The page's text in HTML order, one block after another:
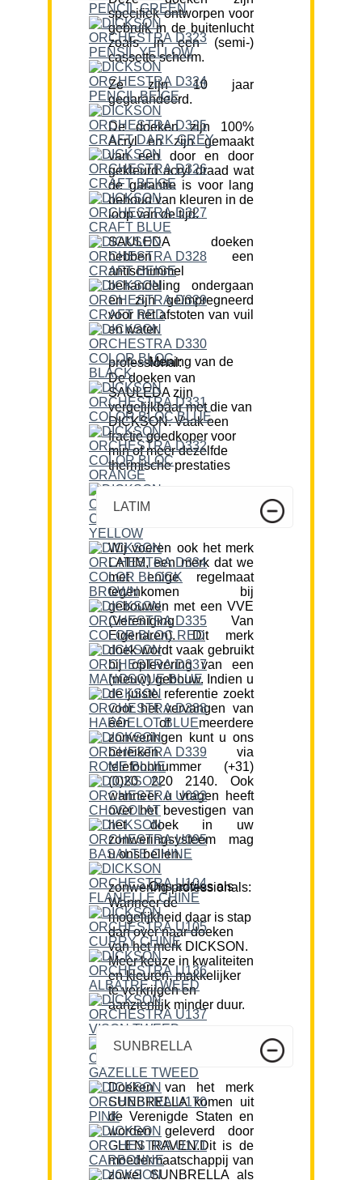
specifiek ontworpen voor
gebruik in de buitenlucht
zoals in een (semi-)
cassette scherm.
Ze zijn 10 jaar
gegarandeerd.
De doeken zijn 100%
Acryl en zijn gemaakt
van een door en door
gekleurd acryl draad wat
de garantie is voor lang
behoud van kleuren in de
loop van de tijd.
SAULEDA doeken
hebben een
antischimmel
behandeling ondergaan
en zijn geïmpregneerd
voor het afstoten van vuil
en water.
Mening van de professional:
De doeken van
SAULEDA zijn
vergelijkbaar met die van
DICKSON. Vaak een
fractie goedkoper voor
min of meer dezelfde
thermische prestaties
LATIM
Wij voeren ook het merk
LATIM, een merk dat we
met enige regelmaat
tegenkomen bij
gebouwen met een VVE
(Vereniging Van
Eigenaren). Dit merk
doek wordt vaak gebruikt
bij oplevering van een
(nieuw) gebouw. Indien u
de juiste referentie zoekt
voor het vervangen van
één of meerdere
zonweringen kunt u ons
bereiken via
telefoonnummer (+31)
(0)20 220 2140. Ook
wanneer u vragen heeft
over het bevestigen van
het doek in uw
zonweringsysteem mag
u ons bellen.
Ons advies als zonwering professionals:
Wanneer de
mogelijkheid daar is stap
dan over naar doeken
van het merk DICKSON.
Meer keuze in kwaliteiten
en kleuren, makkelijker
te verkrijgen en
aanzienlijk minder duur.
SUNBRELLA
Doeken van het merk
SUNBRELLA komen uit
de Verenigde Staten en
worden geleverd door
GLEN RAVEN.Dit is de
moedermaatschappij van
zowel SUNBRELLA als